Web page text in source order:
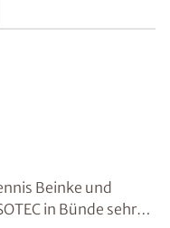
abgesichert war
Die
Beinke und
in Bünde sehr